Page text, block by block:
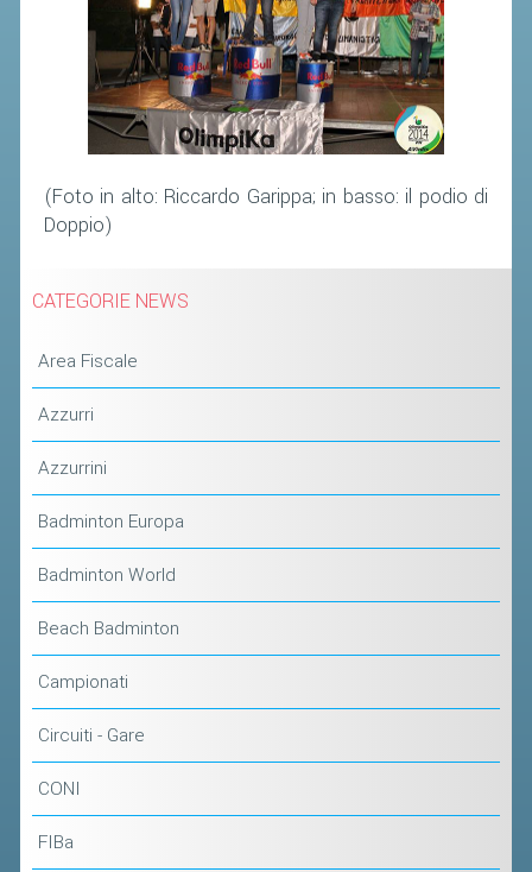
(Foto in alto: Riccardo Garippa; in basso: il podio di
Doppio)
CATEGORIE NEWS
Area Fiscale
Azzurri
Azzurrini
Badminton Europa
Badminton World
Beach Badminton
Campionati
Circuiti - Gare
CONI
FIBa
AFFILIAZIONE E TESSERAMENTO
QUOTE E TASSE
CONVENZIONI
ACCEDI AL TESSERAMENTO ON
CAMPIONATI A SQUADRE
MODULI